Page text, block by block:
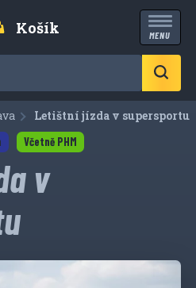
Košík MENU
Aktuální:
Letištní jízda v supersportu
Včetně PHM
v